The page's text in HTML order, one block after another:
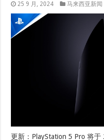
25 9 月, 2024 马来西亚新闻
更新：PlayStation 5 Pro 将